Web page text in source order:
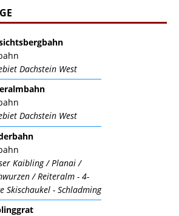
Dachstein West
Dachstein West
Kaibling / Planai /
/ Reiteralm - 4-
Skischaukel - Schladming